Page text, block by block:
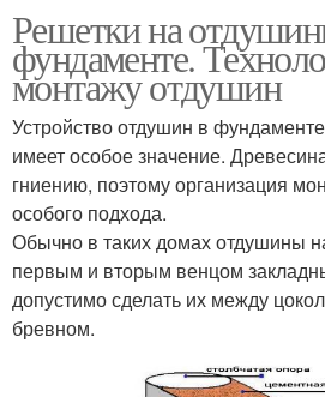
Решетки на
фундаменте.
монтажу отдушин
Устройство отдушин в
имеет особое значение.
гниению, поэтому организация
особого подхода.
Обычно в таких домах отдушины
первым и вторым венцом
допустимо сделать их между
бревном.